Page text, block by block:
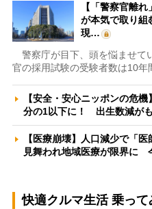
【「警察官離
が本気で取り
現…
警察庁が目下、頭を悩ませて
官の採用試験の受験者数は10年
【安全・安心ニッポンの危
分の1以下に！ 出生数減が
【医療崩壊】人口減少で「
見舞われ地域医療が限界に
快適クルマ生活 乗っ